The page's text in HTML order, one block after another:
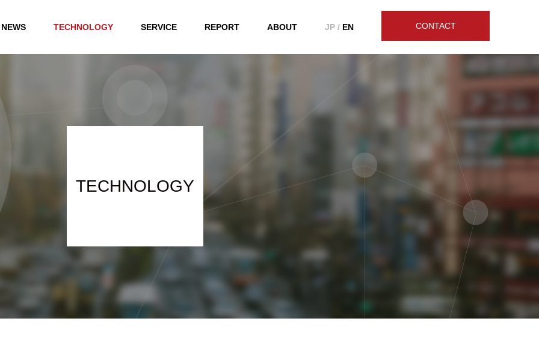
CONTACT
NEWS TECHNOLOGY SERVICE REPORT ABOUT JP / EN
TECHNOLOGY